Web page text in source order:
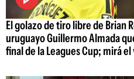
El golazo de tiro libre de Brian
uruguayo Guillermo Almada
final de la Leagues Cup; mirá